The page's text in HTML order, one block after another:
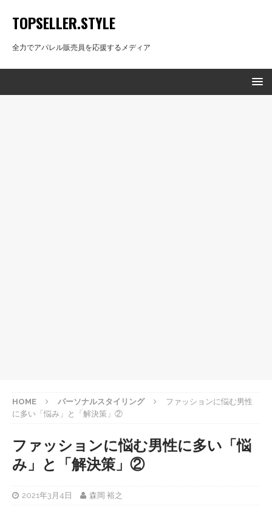
TOPSELLER.STYLE
全力でアパレル販売員を応援するメディア
HOME パーソナルスタイリング
ファッションに悩む男性
に多い「悩み」と「解決策」②
ファッションに悩む男性に多い「悩
み」と「解決策」②
2021年3月4日 森岡 裕之